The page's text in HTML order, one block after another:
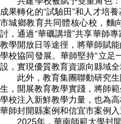
成果轉化的“試驗田”和人才培養
市城鄉教育共同體核心校，麵
討，通過“華礪講壇”共享華師
教學開放日等途徑，將華師賦
學校協同發展。華師堅持“立足
設，實現優質教育資源向縣域全
此外，教育集團聯動研究
生，開展教育教學實踐，將師
學校注入新鮮教學力量，也為
華師封開縣案例和信宜市案例
2025年，華南師範大學封